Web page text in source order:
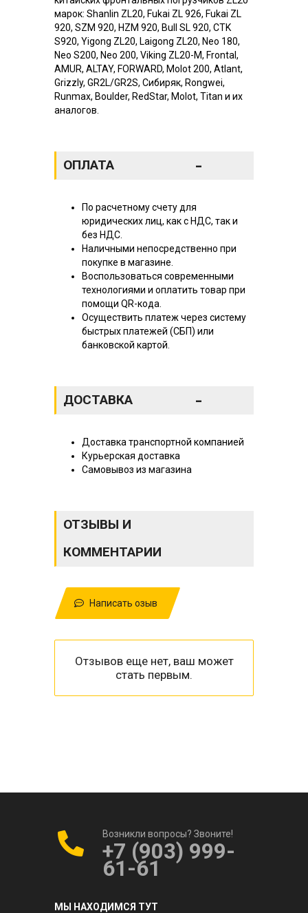
марок: Shanlin ZL20, Fukai ZL 926, Fukai ZL
920, SZM 920, HZM 920, Bull SL 920, CTK
S920, Yigong ZL20, Laigong ZL20, Neo 180,
Neo S200, Neo 200, Viking ZL20-M, Frontal,
AMUR, ALTAY, FORWARD, Molot 200, Atlant,
Grizzly, GR2L/GR2S, Сибиряк, Rongwei,
Runmax, Boulder, RedStar, Molot, Titan и их
аналогов.
ОПЛАТА -
По расчетному счету для
юридических лиц, как с НДС, так и
без НДС.
Наличными непосредственно при
покупке в магазине.
Воспользоваться современными
технологиями и оплатить товар при
помощи QR-кода.
Осуществить платеж через систему
быстрых платежей (СБП) или
банковской картой.
ДОСТАВКА -
Доставка транспортной компанией
Курьерская доставка
Самовывоз из магазина
ОТЗЫВЫ И
КОММЕНТАРИИ
Написать озыв
Отзывов еще нет, ваш может
стать первым.
Возникли вопросы? Звоните!
+7 (903) 999-
61-61
МЫ НАХОДИМСЯ ТУТ